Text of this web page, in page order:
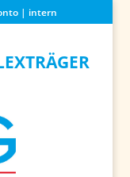
| intern